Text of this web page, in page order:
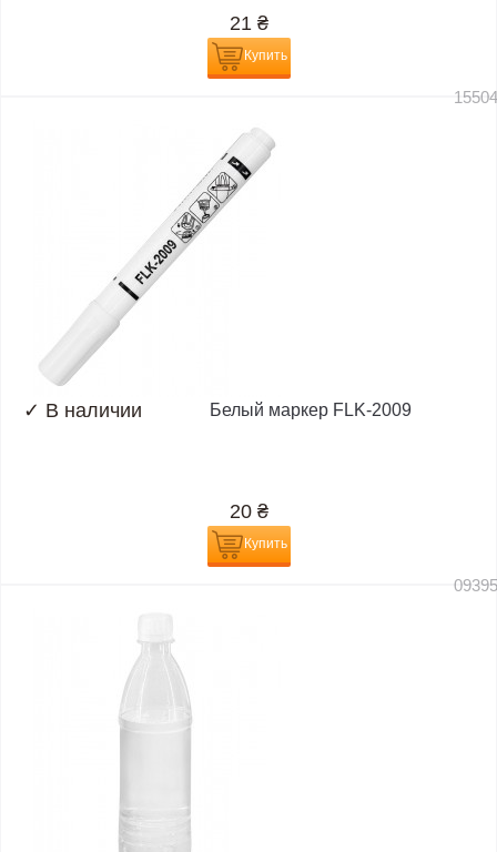
21 ₴
Купить
✓ В наличии Белый маркер FLK-2009
20 ₴
Купить